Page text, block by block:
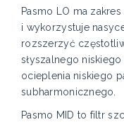
Pasmo LO ma
i wykorzystuje
rozszerzyć
słyszalnego
ocieplenia niskiego
subharmonicznego.
Pasmo MID to filtr